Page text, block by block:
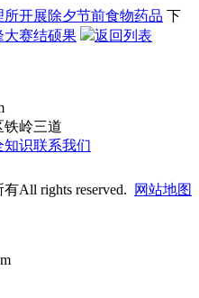
开展除夕节前食物药品 下
大赛结硕果 返回列表
铁岭三道
知识联系我们
All rights reserved.
网站地图